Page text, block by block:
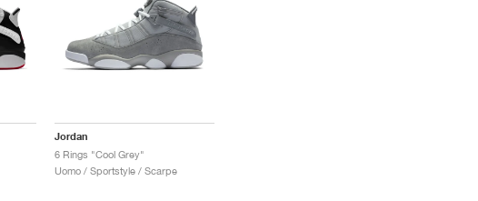
Jordan
6 Rings "Cool Grey"
Uomo / Sportstyle / Scarpe